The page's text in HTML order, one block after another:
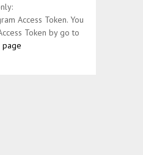
Access Token. You
Token by go to
page